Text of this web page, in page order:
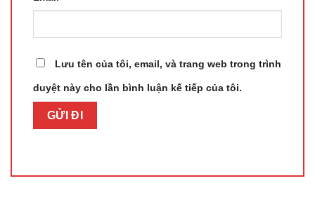
Lưu tên của tôi, email, và trang web trong trình
duyệt này cho lần bình luận kế tiếp của tôi.